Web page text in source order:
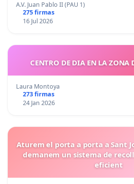
A.V. Juan Pablo II (PAU 1)
275 firmas
16 Jul 2026
CENTRO DE DIA EN LA ZONA
Laura Montoya
273 firmas
24 Jan 2026
Aturem el porta a porta a Sant
demanem un sistema de
eficient